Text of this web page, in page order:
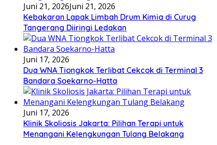
Juni 21, 2026Juni 21, 2026
Kebakaran Lapak Limbah Drum Kimia di Curug
Tangerang Diiringi Ledakan
Juni 17, 2026
Dua WNA Tiongkok Terlibat Cekcok di Terminal 3
Bandara Soekarno-Hatta
Juni 17, 2026
Klinik Skoliosis Jakarta: Pilihan Terapi untuk
Menangani Kelengkungan Tulang Belakang